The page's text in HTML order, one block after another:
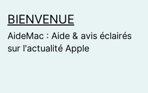
to
content
BIENVENUE
AideMac : Aide & avis éclairés
sur l'actualité Apple